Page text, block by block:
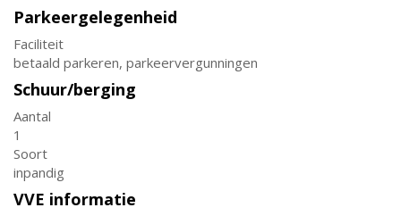
Parkeergelegenheid
Faciliteit
betaald parkeren, parkeervergunningen
Schuur/berging
Aantal
1
Soort
inpandig
VVE informatie